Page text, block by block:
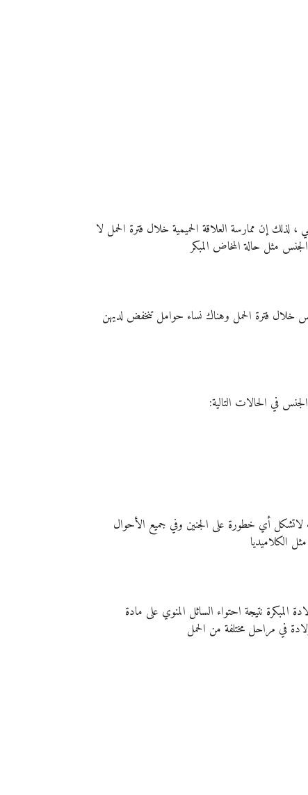
إن ممارسة العلاقة الحميمية خلال فترة الحمل لا
مثل حالة المخاض المبكر
خلال فترة الحمل وهناك نساء حوامل تنخفض لديهن
في الحالات التالية:
لاتشكل أي خطورة على الجنين وفي جميع الأحوال
الكلاميديا
نتيجة احتواء السائل المنوي على مادة
في مراحل مختلفة من الحمل